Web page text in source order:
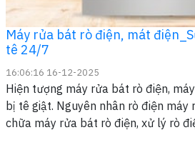
Máy rửa bát rò điện, mát
tê 24/7
16:06:16 16-12-2025
Hiện tượng máy rửa bát rò điện,
bị tê giật. Nguyên nhân rò điện
chữa máy rửa bát rò điện, xử lý rò